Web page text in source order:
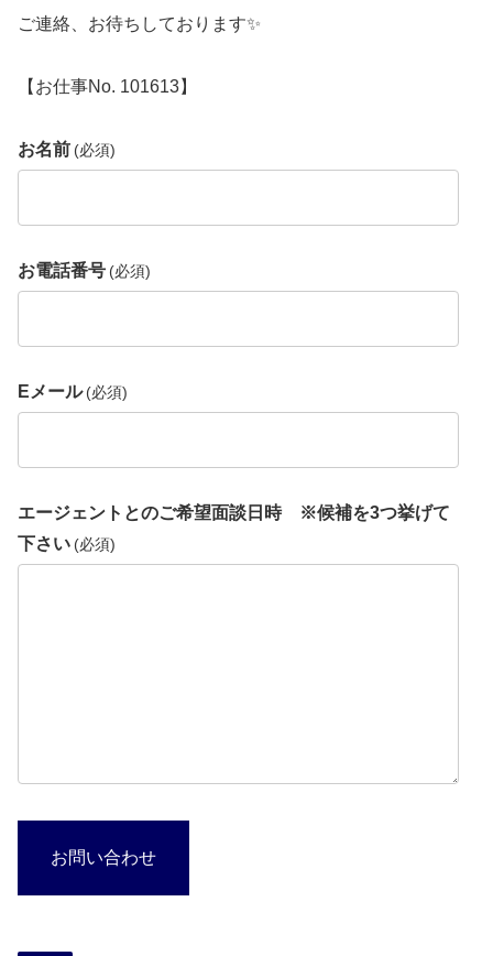
ご連絡、お待ちしております✨️
【お仕事No. 101613】
お名前 (必須)
お電話番号 (必須)
Eメール (必須)
エージェントとのご希望面談日時 ※候補を3つ挙げて
下さい (必須)
お問い合わせ